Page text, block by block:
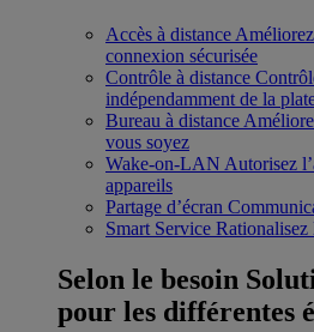
Accès à distance
connexion sécurisée
Contrôle à distance
indépendamment de la
Bureau à distance
vous soyez
Wake-on-LAN Autorisez
appareils
Partage d’écran
Smart Service Rationalisez
Selon le besoin
pour les différentes